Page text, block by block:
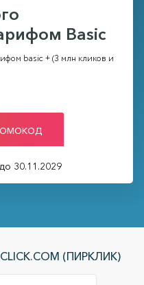
Basic
basic + (3 млн кликов и
до 30.11.2029
(ПИРКЛИК)